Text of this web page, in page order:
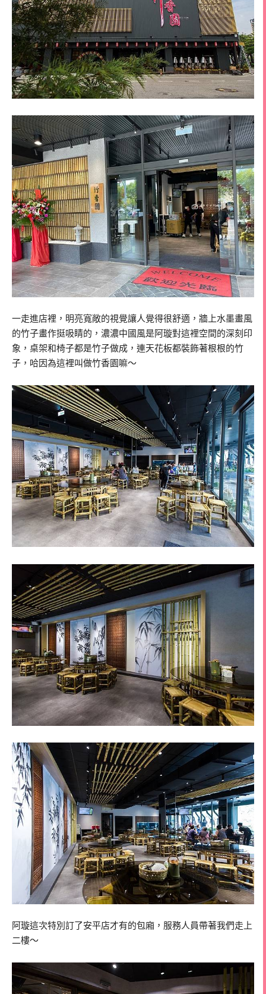
一走進店裡，明亮寬敞的視覺讓人覺得很舒適，牆上水墨畫風
的竹子畫作挺吸睛的，濃濃中國風是阿璇對這裡空間的深刻印
象，桌架和椅子都是竹子做成，連天花板都裝飾著根根的竹
子，哈因為這裡叫做竹香園嘛～
阿璇這次特別訂了安平店才有的包廂，服務人員帶著我們走上
二樓～